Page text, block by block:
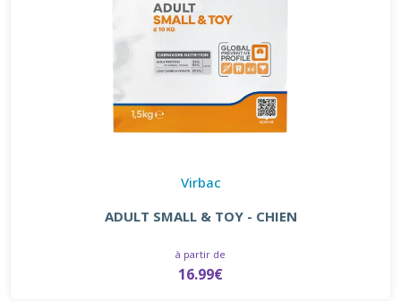
Virbac
ADULT SMALL & TOY - CHIEN
à partir de
16.99€